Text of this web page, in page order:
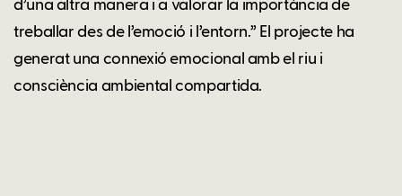
d’una altra manera i a valorar la importància de
treballar des de l’emoció i l’entorn.” El projecte ha
generat una connexió emocional amb el riu i
consciència ambiental compartida.